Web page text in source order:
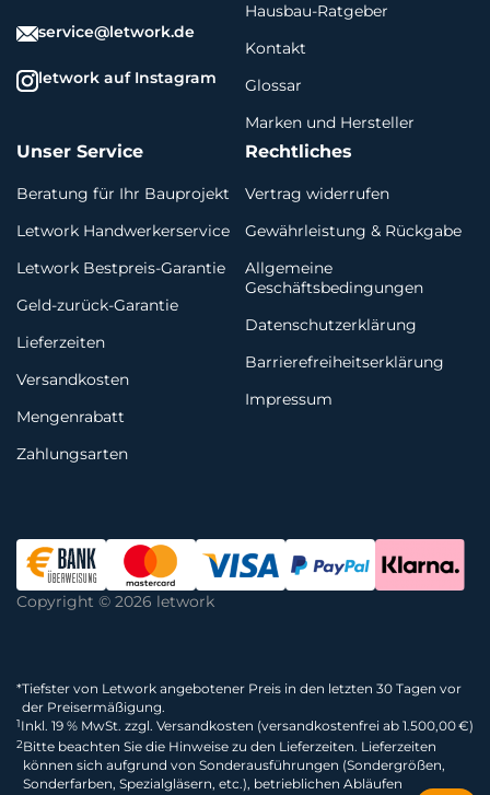
service@letwork.de
letwork auf Instagram
Hausbau-Ratgeber
Kontakt
Glossar
Marken und Hersteller
Unser Service
Beratung für Ihr Bauprojekt
Letwork Handwerkerservice
Letwork Bestpreis-Garantie
Geld-zurück-Garantie
Lieferzeiten
Versandkosten
Mengenrabatt
Zahlungsarten
Rechtliches
Vertrag widerrufen
Gewährleistung & Rückgabe
Allgemeine
Geschäftsbedingungen
Datenschutzerklärung
Barrierefreiheitserklärung
Impressum
Copyright © 2026 letwork
*Tiefster von Letwork angebotener Preis in den letzten 30 Tagen vor
der Preisermäßigung.
1Inkl. 19 % MwSt. zzgl. Versandkosten (versandkostenfrei ab 1.500,00 €)
2Bitte beachten Sie die Hinweise zu den Lieferzeiten. Lieferzeiten
können sich aufgrund von Sonderausführungen (Sondergrößen,
Sonderfarben, Spezialgläsern, etc.), betrieblichen Abläufen